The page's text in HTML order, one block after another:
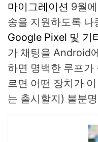
마이그레이션 9월
송을 지원하도록
Google Pixel 및 기
가 채팅을 Android
하면 명백한 루프가
르면 어떤 장치가
는 출시할지) 불분